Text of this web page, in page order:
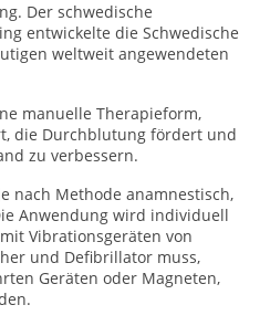
Der schwedische
entwickelte die Schwedische
weltweit angewendeten
manuelle Therapieform,
die Durchblutung fördert und
zu verbessern.
nach Methode anamnestisch,
Anwendung wird individuell
Vibrationsgeräten von
und Defibrillator muss,
Geräten oder Magneten,